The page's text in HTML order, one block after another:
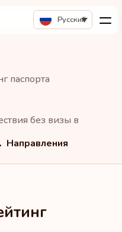
Русский
паспорта
без визы в
Направления